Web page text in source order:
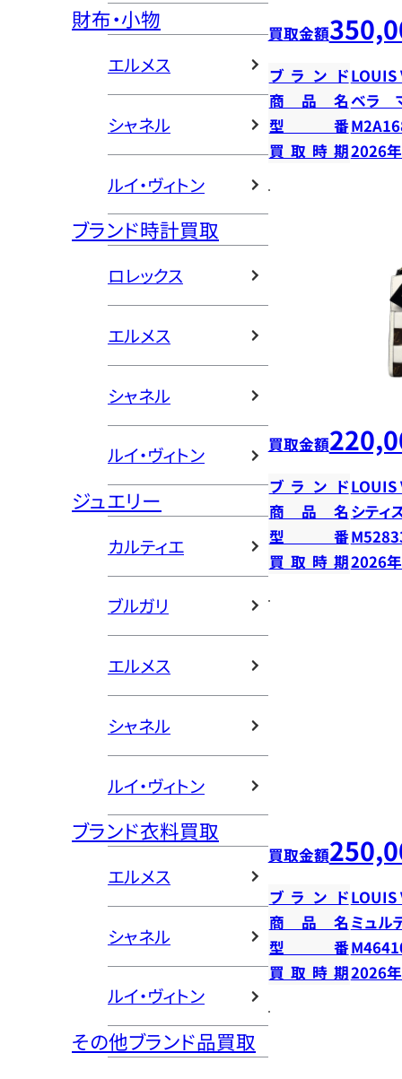
財布・小物
エルメス
シャネル
ルイ・ヴィトン
ブランド時計買取
ロレックス
エルメス
シャネル
ルイ・ヴィトン
ジュエリー
カルティエ
ブルガリ
エルメス
シャネル
ルイ・ヴィトン
ブランド衣料買取
エルメス
シャネル
ルイ・ヴィトン
その他ブランド品買取
買取金額
ブランドLOUIS
商品名ベラ
型番
買取時期2026
買取金額
ブランドLOUIS
商品名 シティ
型番
買取時期2026
買取金額
ブランドLOUIS
商品名 ミュル
型番
買取時期2026